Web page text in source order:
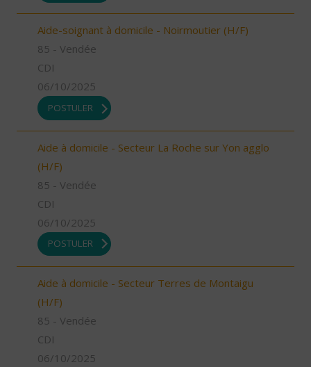
Aide-soignant à domicile - Noirmoutier (H/F)
85 - Vendée
CDI
06/10/2025
POSTULER
Aide à domicile - Secteur La Roche sur Yon agglo
(H/F)
85 - Vendée
CDI
06/10/2025
POSTULER
Aide à domicile - Secteur Terres de Montaigu
(H/F)
85 - Vendée
CDI
06/10/2025